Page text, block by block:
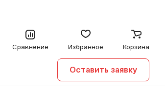
Сравнение Избранное Корзина
Оставить заявку